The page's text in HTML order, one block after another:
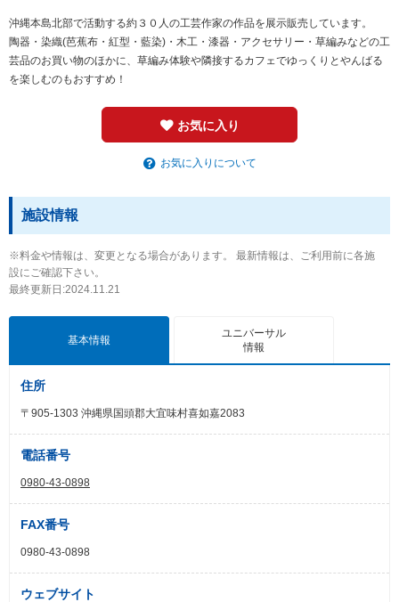
沖縄本島北部で活動する約３０人の工芸作家の作品を展示販売しています。
陶器・染織(芭蕉布・紅型・藍染)・木工・漆器・アクセサリー・草編みなどの工
芸品のお買い物のほかに、草編み体験や隣接するカフェでゆっくりとやんばる
を楽しむのもおすすめ！
お気に入り
お気に入りについて
施設情報
※料金や情報は、変更となる場合があります。 最新情報は、ご利用前に各施
設にご確認下さい。
最終更新日:2024.11.21
基本情報
ユニバーサル
情報
住所
〒905-1303 沖縄県国頭郡大宜味村喜如嘉2083
電話番号
0980-43-0898
FAX番号
0980-43-0898
ウェブサイト